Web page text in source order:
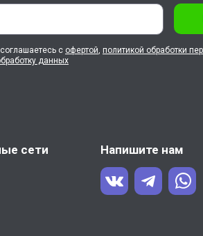
с офертой, политикой обработки
данных
сети Напишите нам